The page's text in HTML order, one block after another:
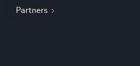
Partners